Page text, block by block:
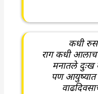
कधी
राग कधी आलाच
मनातले दुःख
पण